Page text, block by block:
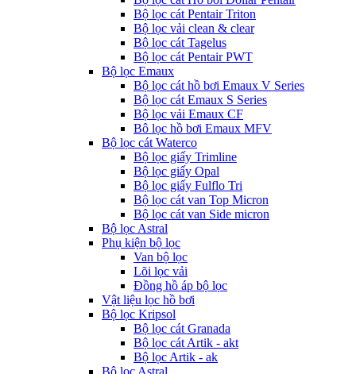
Bộ lọc cát Pentair Triton
Bộ lọc vải clean & clear
Bộ lọc cát Tagelus
Bộ lọc cát Pentair PWT
Bộ lọc Emaux
Bộ lọc cát hồ bơi Emaux V Series
Bộ lọc cát Emaux S Series
Bộ lọc vải Emaux CF
Bô lọc hồ bơi Emaux MFV
Bộ lọc cát Waterco
Bộ lọc giấy Trimline
Bộ lọc giấy Opal
Bộ lọc giấy Fulflo Tri
Bộ lọc cát van Top Micron
Bộ lọc cát van Side micron
Bộ lọc Astral
Phụ kiện bộ lọc
Van bộ lọc
Lõi lọc vải
Đồng hồ áp bộ lọc
Vật liệu lọc hồ bơi
Bộ lọc Kripsol
Bộ lọc cát Granada
Bộ lọc cát Artik - akt
Bộ lọc Artik - ak
Bộ lọc Astral